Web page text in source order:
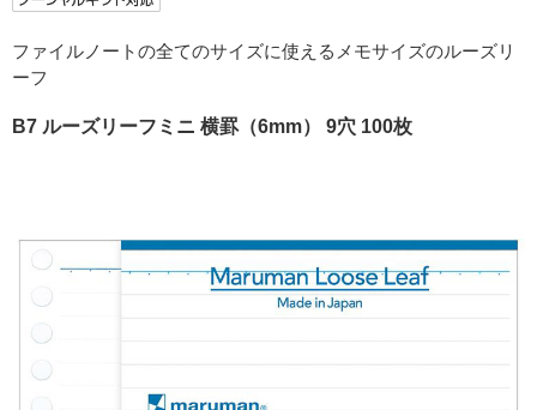
ファイルノートの全てのサイズに使えるメモサイズのルーズリ
ーフ
B7 ルーズリーフミニ 横罫（6mm） 9穴 100枚